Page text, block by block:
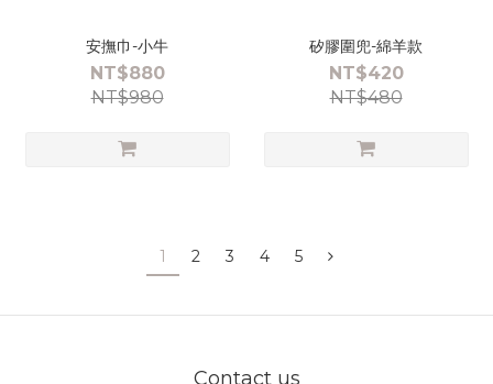
安撫巾-小牛
NT$880
NT$980
矽膠圍兜-綿羊款
NT$420
NT$480
1 2 3 4 5
Contact us